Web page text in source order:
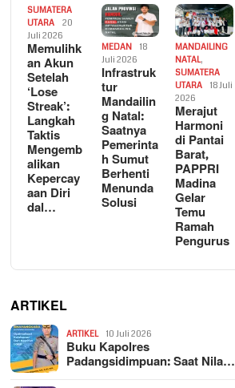
SUMATERA
UTARA
20
Juli 2026
Memulihk
an Akun
Setelah
‘Lose
Streak’:
Langkah
Taktis
Mengemb
alikan
Kepercay
aan Diri
dal…
MEDAN
18
Juli 2026
Infrastruk
tur
Mandailin
g Natal:
Saatnya
Pemerinta
h Sumut
Berhenti
Menunda
Solusi
MANDAILING
NATAL,
SUMATERA
UTARA
18 Juli
2026
Merajut
Harmoni
di Pantai
Barat,
PAPPRI
Madina
Gelar
Temu
Ramah
Pengurus
ARTIKEL
ARTIKEL 10 Juli 2026
Buku Kapolres
Padangsidimpuan: Saat Nila…